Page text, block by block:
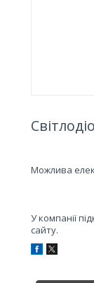
У компанії
сайту.